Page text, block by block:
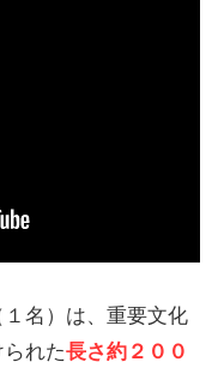
名）は、重要文化
れた長さ約２００